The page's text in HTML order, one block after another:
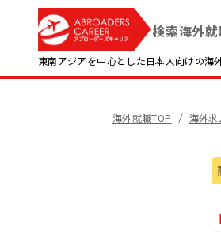
検索海外
東南アジアを中心とした日本人向けの海
海外就職TOP 海外求